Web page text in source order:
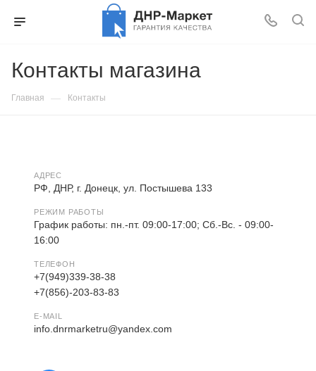
Контакты магазина
Главная — Контакты
АДРЕС
РФ, ДНР, г. Донецк, ул. Постышева 133
РЕЖИМ РАБОТЫ
График работы: пн.-пт. 09:00-17:00; Сб.-Вс. - 09:00-
16:00
ТЕЛЕФОН
+7(949)339-38-38
+7(856)-203-83-83
E-MAIL
info.dnrmarketru@yandex.com